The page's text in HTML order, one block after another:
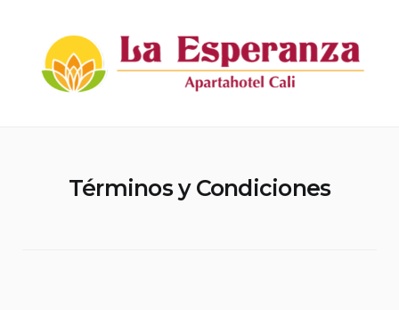
contentApartahotel La Esperanza
Términos y Condiciones